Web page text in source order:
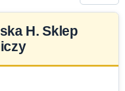
H. Sklep